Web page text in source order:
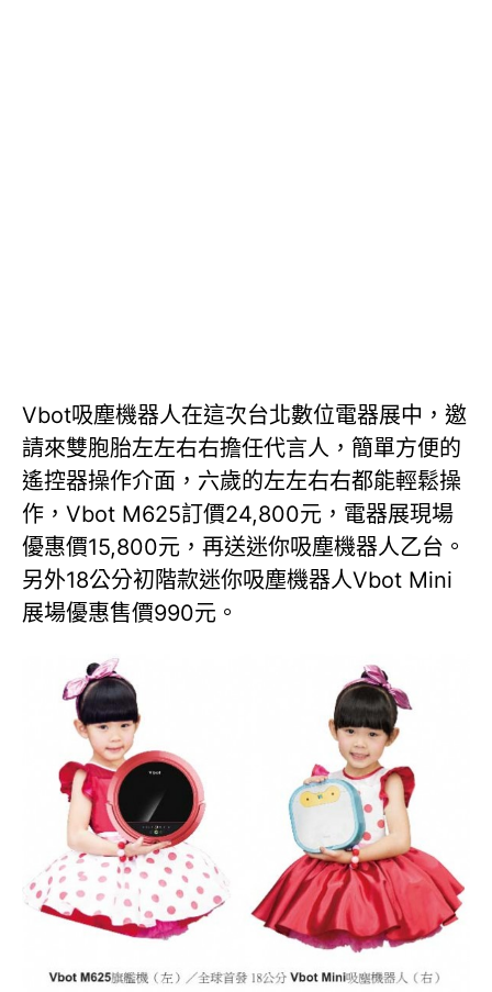
Vbot吸塵機器人在這次台北數位電器展中，邀
請來雙胞胎左左右右擔任代言人，簡單方便的
遙控器操作介面，六歲的左左右右都能輕鬆操
作，Vbot M625訂價24,800元，電器展現場
優惠價15,800元，再送迷你吸塵機器人乙台。
另外18公分初階款迷你吸塵機器人Vbot Mini
展場優惠售價990元。